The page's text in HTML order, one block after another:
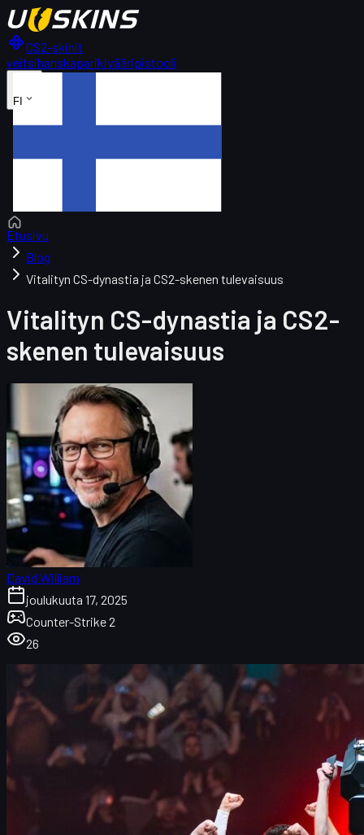
CS2-skinit
veitsihanskaparikivääripistooli
FI
Etusivu
Blog
Vitalityn CS-dynastia ja CS2-skenen tulevaisuus
Vitalityn CS-dynastia ja CS2-
skenen tulevaisuus
David William
joulukuuta 17, 2025
Counter-Strike 2
26
Vitalityn historiallinen kausi lyhyesti
StarLadder Budapest ja Majorien merkitys
Oliko vuosi 2025 kaikkien aikojen paras CS-vuotena?
mezii ja Vitalityn joukkueidentiteetti
Vertailu Astralikseen ja muihin legendoihin
Tähtipelaajat ja roolit Vitalityssa
CS2-metaan sopeutuminen
CS2-skinitalous ja Vitalityn menestyksen vaikutus
Missä ostaa turvallisesti CS skins ja csgo skins?
Katse kohti 2026-kautta ja rostermaniaa
Yhteenveto – onko Vitality kaikkien aikojen paras?